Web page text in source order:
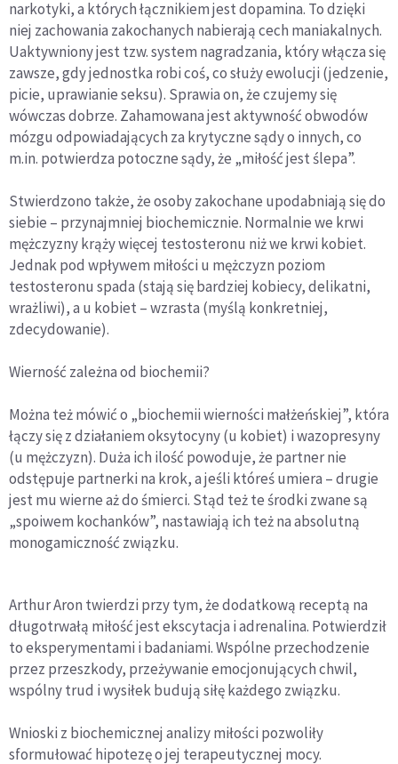
narkotyki, a których łącznikiem jest dopamina. To dzięki
niej zachowania zakochanych nabierają cech maniakalnych.
Uaktywniony jest tzw. system nagradzania, który włącza się
zawsze, gdy jednostka robi coś, co służy ewolucji (jedzenie,
picie, uprawianie seksu). Sprawia on, że czujemy się
wówczas dobrze. Zahamowana jest aktywność obwodów
mózgu odpowiadających za krytyczne sądy o innych, co
m.in. potwierdza potoczne sądy, że „miłość jest ślepa”.
Stwierdzono także, że osoby zakochane upodabniają się do
siebie – przynajmniej biochemicznie. Normalnie we krwi
mężczyzny krąży więcej testosteronu niż we krwi kobiet.
Jednak pod wpływem miłości u mężczyzn poziom
testosteronu spada (stają się bardziej kobiecy, delikatni,
wrażliwi), a u kobiet – wzrasta (myślą konkretniej,
zdecydowanie).
Wierność zależna od biochemii?
Można też mówić o „biochemii wierności małżeńskiej”, która
łączy się z działaniem oksytocyny (u kobiet) i wazopresyny
(u mężczyzn). Duża ich ilość powoduje, że partner nie
odstępuje partnerki na krok, a jeśli któreś umiera – drugie
jest mu wierne aż do śmierci. Stąd też te środki zwane są
„spoiwem kochanków”, nastawiają ich też na absolutną
monogamiczność związku.
Arthur Aron twierdzi przy tym, że dodatkową receptą na
długotrwałą miłość jest ekscytacja i adrenalina. Potwierdził
to eksperymentami i badaniami. Wspólne przechodzenie
przez przeszkody, przeżywanie emocjonujących chwil,
wspólny trud i wysiłek budują siłę każdego związku.
Wnioski z biochemicznej analizy miłości pozwoliły
sformułować hipotezę o jej terapeutycznej mocy.